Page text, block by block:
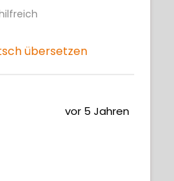
übersetzen
vor 5 Jahren